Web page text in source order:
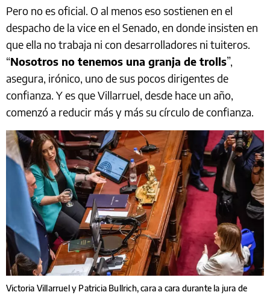
Pero no es oficial. O al menos eso sostienen en el
despacho de la vice en el Senado, en donde insisten en
que ella no trabaja ni con desarrolladores ni tuiteros.
“Nosotros no tenemos una granja de trolls”,
asegura, irónico, uno de sus pocos dirigentes de
confianza. Y es que Villarruel, desde hace un año,
comenzó a reducir más y más su círculo de confianza.
Victoria Villarruel y Patricia Bullrich, cara a cara durante la jura de